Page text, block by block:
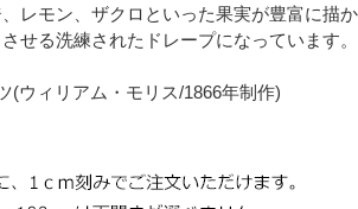
レモン、ザクロといった果実が豊富に描か
せる洗練されたドレープになっています。
(ウィリアム・モリス/1866年制作)